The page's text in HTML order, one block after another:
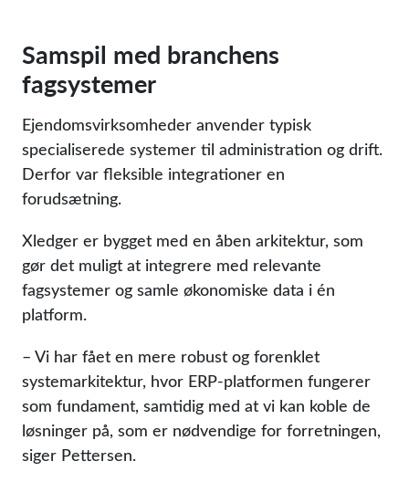
Samspil med branchens
fagsystemer
Ejendomsvirksomheder anvender typisk
specialiserede systemer til administration og drift.
Derfor var fleksible integrationer en
forudsætning.
Xledger er bygget med en åben arkitektur, som
gør det muligt at integrere med relevante
fagsystemer og samle økonomiske data i én
platform.
– Vi har fået en mere robust og forenklet
systemarkitektur, hvor ERP-platformen fungerer
som fundament, samtidig med at vi kan koble de
løsninger på, som er nødvendige for forretningen,
siger Pettersen.